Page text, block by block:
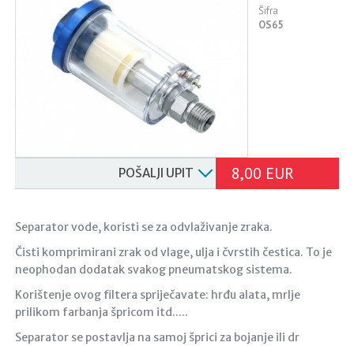
Šifra
OS65
POŠALJI UPIT 8,00 EUR
Separator vode, koristi se za odvlaživanje zraka.
Čisti komprimirani zrak od vlage, ulja i čvrstih čestica. To je
neophodan dodatak svakog pneumatskog sistema.
Korištenje ovog filtera spriječavate: hrđu alata, mrlje
prilikom farbanja špricom itd.....
Separator se postavlja na samoj šprici za bojanje ili dr